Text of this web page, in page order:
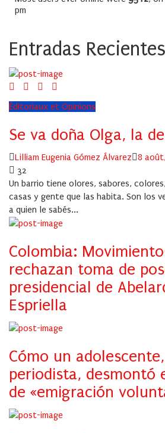
pm
Entradas Recientes
Éditoriaux et Opinions
Se va doña Olga, la
Author
Lilliam Eugenia Gómez Álvarez
Posted
8
32
Un barrio tiene olores, sabores,
casas y gente que las habita. Son los
a quien le sabés...
Colombia:
rechazan toma de
presidencial de
Espriella
Cómo un
periodista, desmontó
de «emigración